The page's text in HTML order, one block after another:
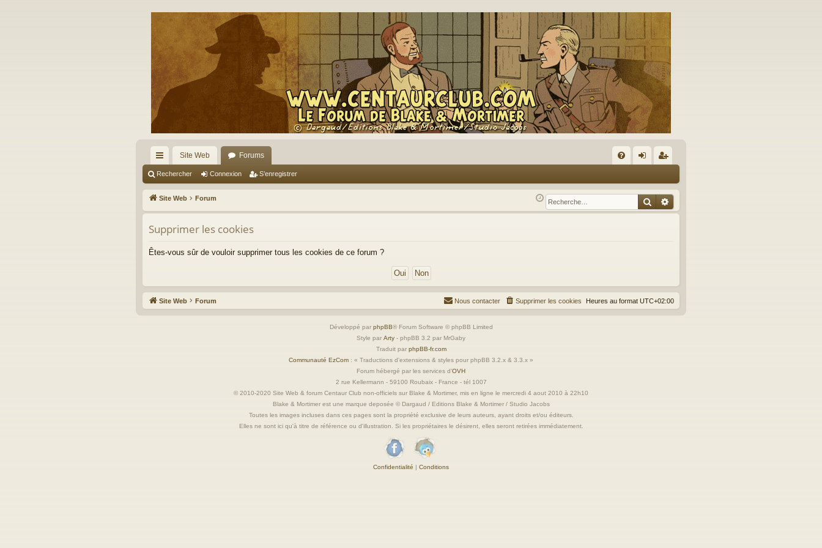
cc
ès
ra
pi
Site Web Forums
Q ne
xi
nr
eg
Rechercher Connexion S’enregistrer
Site Web Forum Rechercher
Recherche avancée
Supprimer les cookies
Êtes-vous sûr de vouloir supprimer tous les cookies de ce forum ?
Site Web Forum Heures au format UTC+02:00
Supprimer les cookies
Nous contacter
Développé par phpBB® Forum Software © phpBB Limited
Style par Arty - phpBB 3.2 par MrGaby
Traduit par phpBB-fr.com
Communauté EzCom : « Traductions d'extensions & styles pour phpBB 3.2.x & 3.3.x »
Forum hébergé par les services d’OVH
2 rue Kellermann - 59100 Roubaix - France - tél 1007
© 2010-2020 Site Web & forum Centaur Club non-officiels sur Blake & Mortimer, mis en ligne le mercredi 4 aout 2010 à 22h10
Blake & Mortimer est une marque deposée © Dargaud / Editions Blake & Mortimer / Studio Jacobs
Toutes les images incluses dans ces pages sont la propriété exclusive de leurs auteurs, ayant droits et/ou éditeurs.
Elles ne sont ici qu'à titre de référence ou d'illustration. Si les propriétaires le désirent, elles seront retirées immédiatement.
Confidentialité | Conditions